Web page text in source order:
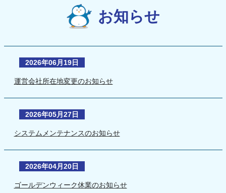
お知らせ
2026年06月19日
運営会社所在地変更のお知らせ
2026年05月27日
システムメンテナンスのお知らせ
2026年04月20日
ゴールデンウィーク休業のお知らせ